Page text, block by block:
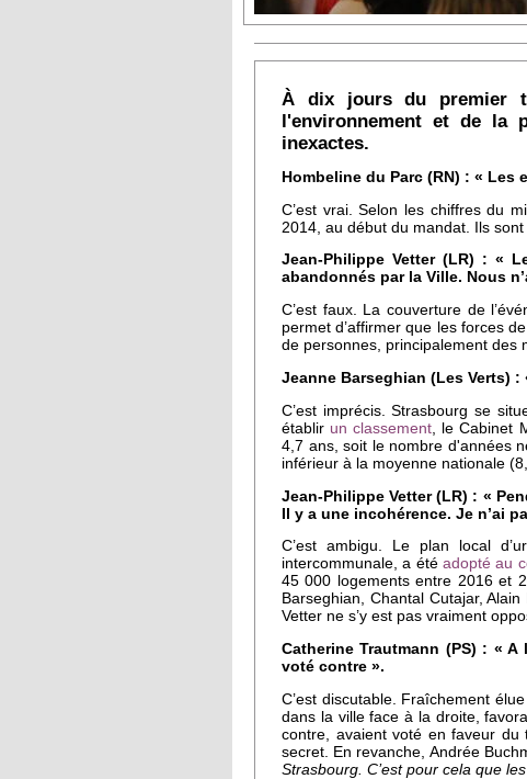
À dix jours du premier
l'environnement et de la
inexactes.
Hombeline du Parc (RN) : «
C’est vrai. Selon les chiffres du
2014, au début du mandat. Ils
Jean-Philippe Vetter (LR) : «
abandonnés par la Ville. Nous
C’est faux. La couverture de
permet d’affirmer que les forces
de personnes, principalement
Jeanne Barseghian (Les Verts)
C’est imprécis. Strasbourg se
établir un classement , le Cabinet
4,7 ans, soit le nombre d'années
inférieur à la moyenne nationale
Jean-Philippe Vetter (LR) : «
Il y a une incohérence. Je n’ai
C’est ambigu. Le plan local
intercommunale, a été adopté au
45 000 logements entre 2016 et
Barseghian, Chantal Cutajar,
Vetter ne s’y est pas vraiment
Catherine Trautmann (PS) : «
voté contre ».
C’est discutable. Fraîchement
dans la ville face à la droite,
contre, avaient voté en faveur du
secret. En revanche, Andrée
Strasbourg. C’est pour cela que